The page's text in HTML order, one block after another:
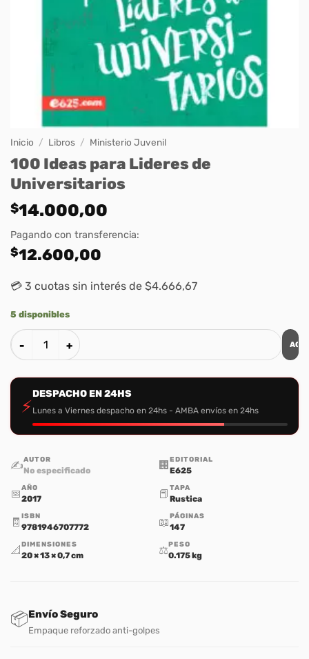
Inicio / Libros / Ministerio Juvenil
100 Ideas para Lideres de
Universitarios
$14.000,00
Pagando con transferencia:
$12.600,00
💳 3 cuotas sin interés de $4.666,67
5 disponibles
100 Ideas para Lideres de Universitarios cantidad
⚡
DESPACHO EN 24HS
Lunes a Viernes despacho en 24hs - AMBA envíos en 24hs
✍️AUTOR
No especificado 🏢 EDITORIAL
E625
📅AÑO
2017 📕 TAPA
Rustica
🧾 ISBN
9781946707772 📖PÁGINAS
147
📐 DIMENSIONES
20 × 13 × 0,7 cm ⚖️PESO
0.175 kg
📦Envío Seguro
Empaque reforzado anti-golpes